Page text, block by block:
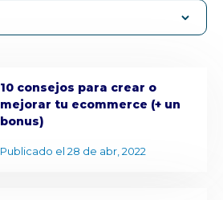
Publicado el 28 de abr, 2022
10 consejos para crear o
mejorar tu ecommerce (+ un
bonus)